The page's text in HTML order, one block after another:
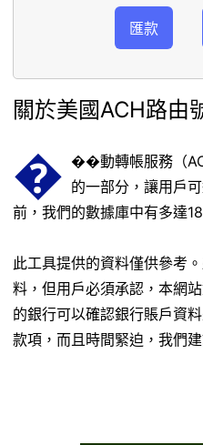
匯款
關於美國ACH路由
� ��動轉帳服務（
的一部分，讓用戶
前，我們的數據庫中有多達
此工具提供的資料僅供參考
料，但用戶必須承認，本網
的銀行可以確認銀行賬戶資
款項，而且時間緊迫，我們